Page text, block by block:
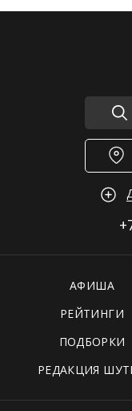
АФИША
РЕЙТИНГИ
ПОДБОРКИ
РЕДАКЦИЯ